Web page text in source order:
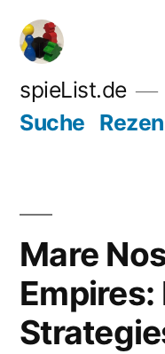
Zum
Inhalt
springen
spieList.de
Suche
Mare